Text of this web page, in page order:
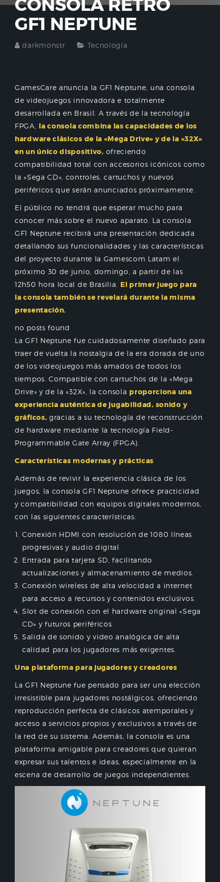
CONSOLA RETRO
GF1 NEPTUNE
darkmonstr Tecnología
GamesCare anuncia la GF1 Neptune, una consola
de videojuegos innovadora e totalmente
desarrollada en Brasil. A través de la tecnología
FPGA, la consola combina las capacidades de los
hardware clásicos de la «Mega Drive» y de la «32X»
en un único dispositivo, ofreciendo
compatibilidad total con accesorios icónicos como
la «Sega CD», controles, cartuchos y nuevos
periféricos que serán anunciados próximamente.
El público no tendrá que esperar mucho para
conocer más sobre el nuevo aparato. La consola
GF1 Neptune recibirá una presentación dedicada
detallando sus funcionalidades y las características
del proyecto durante la Gamescom Latam el
próximo 30 de junio, domingo, a partir de las
12h50 hora local de Brasilia. El primer juego para
la consola también se revelará durante la misma
presentación.
no posts found
La GF1 Neptune fue cuidadosamente diseñado para
traer de vuelta la nostalgia de la era dorada de uno
de los videojuegos más amados de todos los
tiempos. Compatible con cartuchos de la «Mega
Drive» y de la «32X», la consola proporciona una
experiencia auténtica de jugabilidad, sonido y
gráficos, gracias a su tecnología de reconstrucción
de hardware mediante la tecnología Field-
Programmable Gate Array (FPGA).
Características modernas y prácticas
Además de revivir la experiencia clásica de los
juegos, la consola GF1 Neptune ofrece practicidad
y compatibilidad con equipos digitales modernos,
con las siguientes características:
Conexión HDMI con resolución de 1080 líneas
progresivas y audio digital.
Entrada para tarjeta SD, facilitando
actualizaciones y almacenamiento de medios.
Conexión wireless de alta velocidad a internet
para acceso a recursos y contenidos exclusivos.
Slot de conexión con el hardware original «Sega
CD» y futuros periféricos.
Salida de sonido y video analógica de alta
calidad para los jugadores más exigentes.
Una plataforma para jugadores y creadores
La GF1 Neptune fue pensado para ser una elección
irresistible para jugadores nostálgicos, ofreciendo
reproducción perfecta de clásicos atemporales y
acceso a servicios propios y exclusivos a través de
la red de su sistema. Además, la consola es una
plataforma amigable para creadores que quieran
expresar sus talentos e ideas, especialmente en la
escena de desarrollo de juegos independientes.